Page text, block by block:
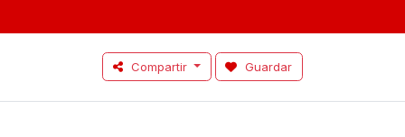
Compartir Guardar